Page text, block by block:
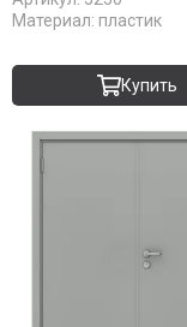
Материал: пластик
Купить